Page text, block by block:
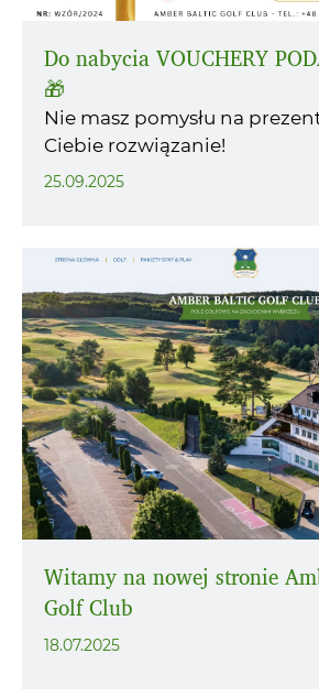
Do nabycia VOUCHERY
🎁
Nie masz pomysłu na
Ciebie rozwiązanie!
25.09.2025
Witamy na nowej stronie
Golf Club
18.07.2025